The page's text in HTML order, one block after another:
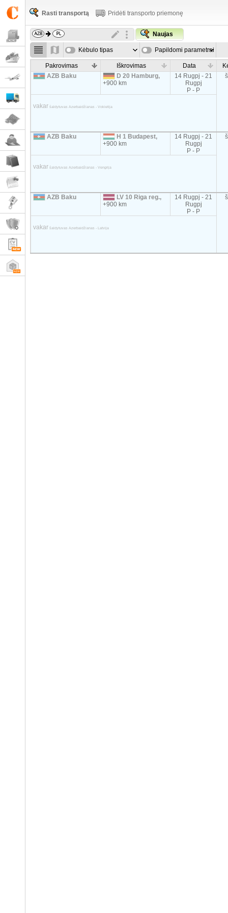
Rasti transportą Pridėti transporto priemonę
Naujas
Kėbulo tipas Papildomi parametrai
Pakrovimas Iškrovimas Data
AZB Baku
D 20 Hamburg,
+900 km
14 Rugpj - 21
Rugpj
P - P
vakar šaldytuvas Azerbaidžianas - Vokietija
AZB Baku
H 1 Budapest,
+900 km
14 Rugpj - 21
Rugpj
P - P
vakar šaldytuvas Azerbaidžianas - Vengrija
AZB Baku
LV 10 Riga reg.,
+900 km
14 Rugpj - 21
Rugpj
P - P
vakar šaldytuvas Azerbaidžianas - Latvija